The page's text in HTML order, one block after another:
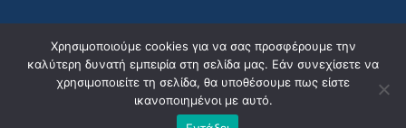
Χρησιμοποιούμε cookies για να σας προσφέρουμε την
καλύτερη δυνατή εμπειρία στη σελίδα μας. Εάν συνεχίσετε να
χρησιμοποιείτε τη σελίδα, θα υποθέσουμε πως είστε
ικανοποιημένοι με αυτό.